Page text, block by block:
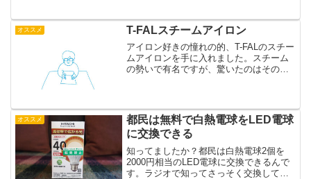
オススメ T-FALスチームアイロン
アイロン好きの憧れの的、T-FALのスチー
ムアイロンを手に入れました。スチーム
の勢いで有名ですが、驚いたのはその滑
す。他人に話しても...
オススメ
都民は無料で白熱電球をLED電球
に交換できる
知ってましたか？都民は白熱電球2個を
2000円相当のLED電球に交換できるんで
す。ラジオで知ってさっそく交換してき